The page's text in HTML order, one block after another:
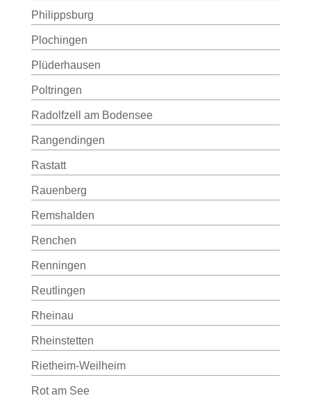
Philippsburg
Plochingen
Plüderhausen
Poltringen
Radolfzell am Bodensee
Rangendingen
Rastatt
Rauenberg
Remshalden
Renchen
Renningen
Reutlingen
Rheinau
Rheinstetten
Rietheim-Weilheim
Rot am See